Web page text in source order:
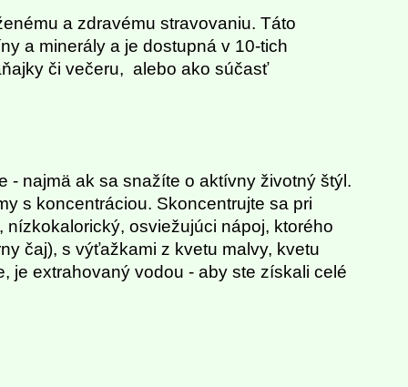
a zdravému stravovaniu. Táto
a minerály a je dostupná v 10-tich
či večeru, alebo ako súčasť
najmä ak sa snažíte o aktívny životný štýl.
s koncentráciou. Skoncentrujte sa pri
nízkokalorický, osviežujúci nápoj, ktorého
čaj), s výťažkami z kvetu malvy, kvetu
je extrahovaný vodou - aby ste získali celé